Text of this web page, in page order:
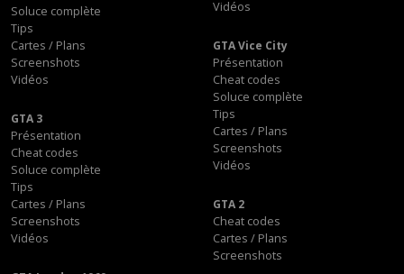
Vidéos
Soluce complète
Tips
Cartes / Plans
Screenshots
Vidéos
GTA Vice City
Présentation
Cheat codes
Soluce complète
Tips
Cartes / Plans
Screenshots
Vidéos
GTA 3
Présentation
Cheat codes
Soluce complète
Tips
Cartes / Plans
Screenshots
Vidéos
GTA 2
Cheat codes
Cartes / Plans
Screenshots